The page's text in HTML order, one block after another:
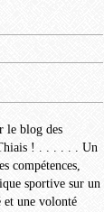
le blog des
! . . . . . . Un
compétences,
sportive sur un
et une volonté